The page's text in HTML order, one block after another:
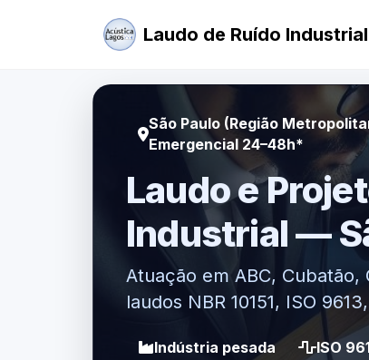
Laudo de Ruído Industrial
São Paulo (Região
Emergencial 24–48h*
Laudo e
Industrial —
Atuação em ABC,
laudos NBR 10151, ISO
Indústria pesada ISO